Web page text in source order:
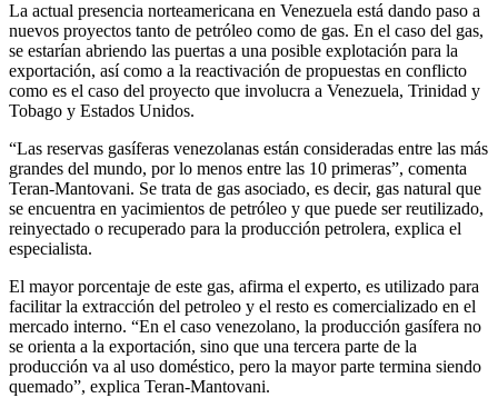
La actual presencia norteamericana en Venezuela está dando paso a
nuevos proyectos tanto de petróleo como de gas. En el caso del gas,
se estarían abriendo las puertas a una posible explotación para la
exportación, así como a la reactivación de propuestas en conflicto
como es el caso del proyecto que involucra a Venezuela, Trinidad y
Tobago y Estados Unidos.
“Las reservas gasíferas venezolanas están consideradas entre las más
grandes del mundo, por lo menos entre las 10 primeras”, comenta
Teran-Mantovani. Se trata de gas asociado, es decir, gas natural que
se encuentra en yacimientos de petróleo y que puede ser reutilizado,
reinyectado o recuperado para la producción petrolera, explica el
especialista.
El mayor porcentaje de este gas, afirma el experto, es utilizado para
facilitar la extracción del petroleo y el resto es comercializado en el
mercado interno. “En el caso venezolano, la producción gasífera no
se orienta a la exportación, sino que una tercera parte de la
producción va al uso doméstico, pero la mayor parte termina siendo
quemado”, explica Teran-Mantovani.